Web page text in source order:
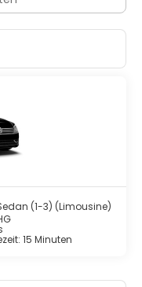
(1-3) (Limousine)
15 Minuten